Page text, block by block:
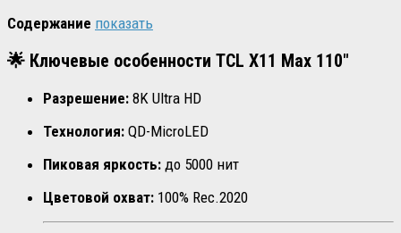
Содержание показать
🌟 Ключевые особенности TCL X11 Max 110″
Разрешение: 8K Ultra HD
Технология: QD-MicroLED
Пиковая яркость: до 5000 нит
Цветовой охват: 100% Rec.2020